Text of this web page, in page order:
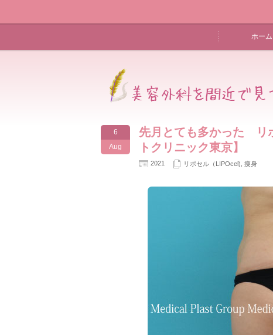
ホーム
6
Aug
先月とても多かった リ
トクリニック東京】
2021 リポセル（LIPOcel) 痩身